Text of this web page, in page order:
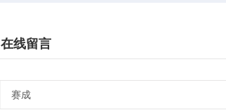
在线留言
赛成